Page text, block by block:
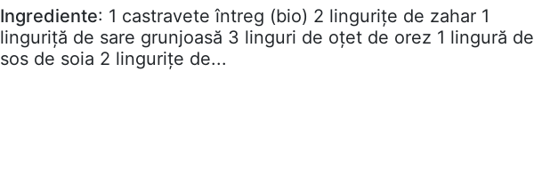
Ingrediente: 1 castravete întreg (bio) 2 lingurițe de zahar 1
linguriță de sare grunjoasă 3 linguri de oțet de orez 1 lingură de
sos de soia 2 lingurițe de...